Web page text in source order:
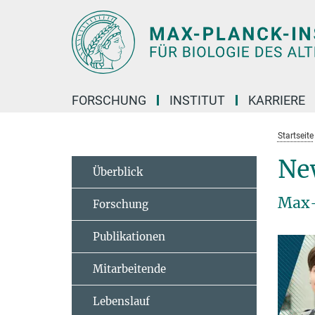
FORSCHUNG INSTITUT KARRIERE
Startseite
Überblick
Forschung
Publikationen
Mitarbeitende
Lebenslauf